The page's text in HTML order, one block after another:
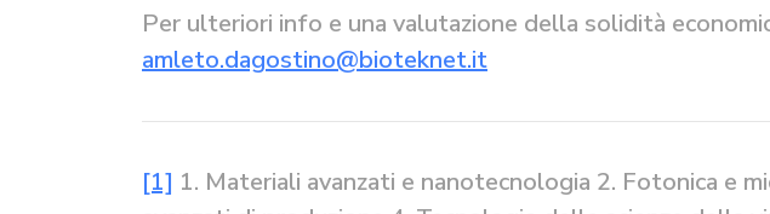
Per ulteriori info e una valutazione della solidità
amleto.dagostino@bioteknet.it
[1] 1. Materiali avanzati e nanotecnologia 2. Fotonica e